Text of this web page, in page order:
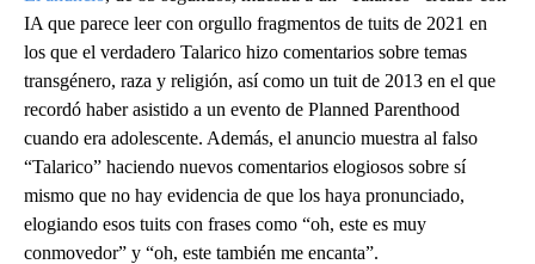
IA que parece leer con orgullo fragmentos de tuits de 2021 en
los que el verdadero Talarico hizo comentarios sobre temas
transgénero, raza y religión, así como un tuit de 2013 en el que
recordó haber asistido a un evento de Planned Parenthood
cuando era adolescente. Además, el anuncio muestra al falso
“Talarico” haciendo nuevos comentarios elogiosos sobre sí
mismo que no hay evidencia de que los haya pronunciado,
elogiando esos tuits con frases como “oh, este es muy
conmovedor” y “oh, este también me encanta”.